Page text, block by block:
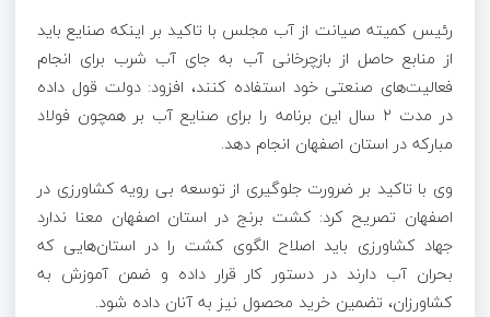
رئیس کمیته صیانت از آب مجلس با تاکید بر اینکه صنایع باید
از منابع حاصل از بازچرخانی آب به جای آب شرب برای انجام
فعالیت‌های صنعتی خود استفاده کنند، افزود: دولت قول داده
در مدت ۲ سال این برنامه را برای صنایع آب بر همچون فولاد
مبارکه در استان اصفهان انجام دهد.
وی با تاکید بر ضرورت جلوگیری از توسعه بی رویه کشاورزی در
اصفهان تصریح کرد: کشت برنج در استان اصفهان معنا ندارد
جهاد کشاورزی باید اصلاح الگوی کشت را در استان‌هایی که
بحران آب دارند در دستور کار قرار داده و ضمن آموزش به
کشاورزان، تضمین خرید محصول نیز به آنان داده شود.